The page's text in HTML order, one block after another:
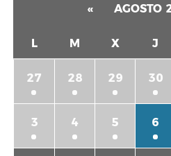
« AGOSTO
L M X J
27 28 29 30
3 4 5 6